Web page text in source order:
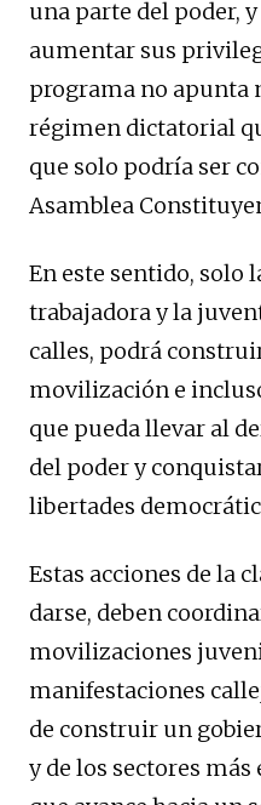
una parte del poder,
aumentar sus
programa no apunta
régimen dictatorial
que solo podría ser
Asamblea
En este sentido, solo
trabajadora y la
calles, podrá
movilización e
que pueda llevar al
del poder y
libertades
Estas acciones de la
darse, deben
movilizaciones
manifestaciones
de construir un
y de los sectores más